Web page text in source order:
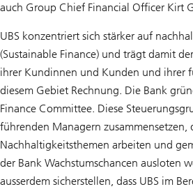
auch Group Chief Financial Officer Kirt
UBS konzentriert sich stärker auf
(Sustainable Finance) und trägt damit
ihrer Kundinnen und Kunden und ihrer
diesem Gebiet Rechnung. Die Bank
Finance Committee. Diese
führenden Managern zusammensetzen,
Nachhaltigkeitsthemen arbeiten und
der Bank Wachstumschancen ausloten
ausserdem sicherstellen, dass UBS im